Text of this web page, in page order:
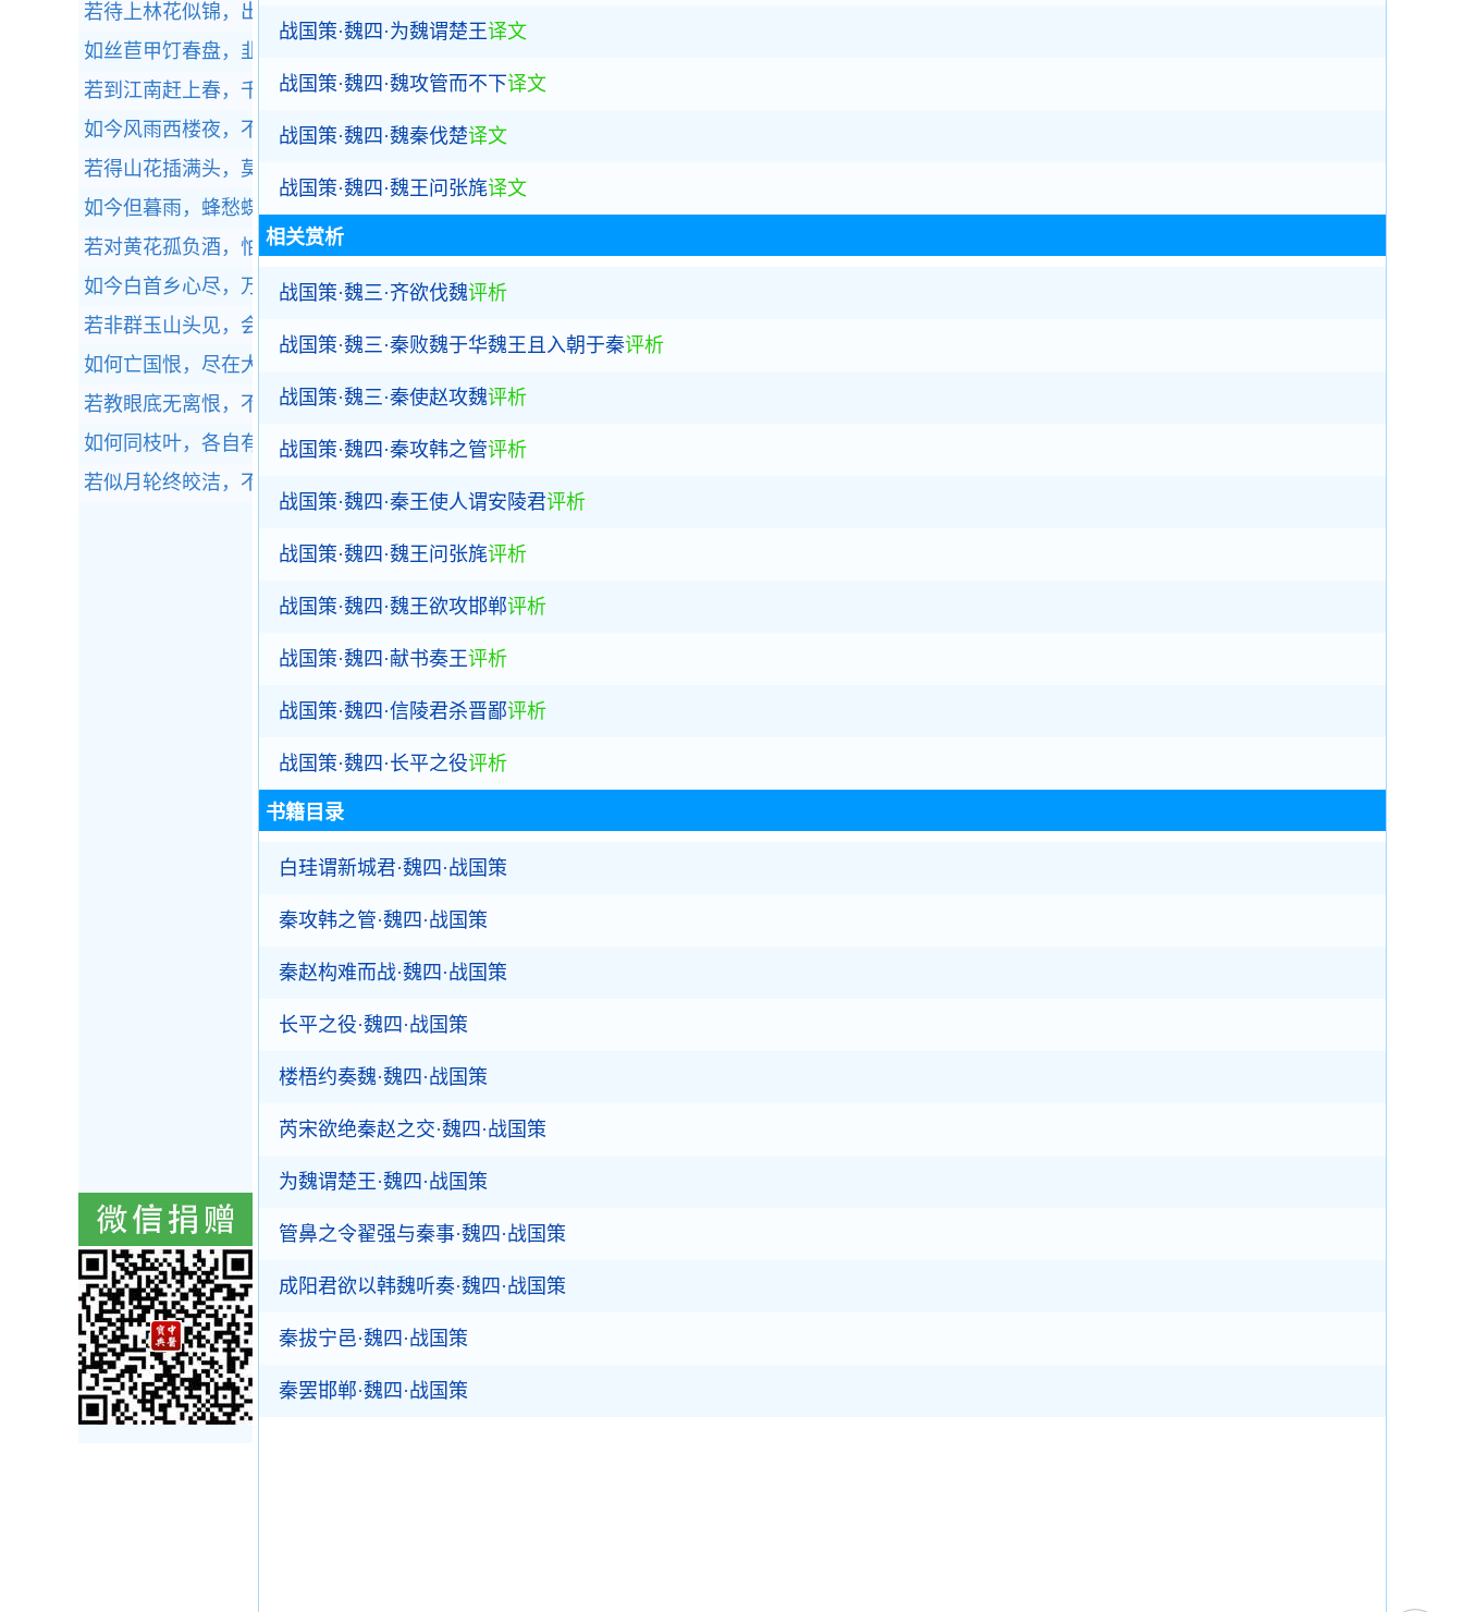
战国策·魏四·为魏谓楚王译文
战国策·魏四·魏攻管而不下译文
战国策·魏四·魏秦伐楚译文
战国策·魏四·魏王问张旄译文
相关赏析
战国策·魏三·齐欲伐魏评析
战国策·魏三·秦败魏于华魏王且入朝于秦评析
战国策·魏三·秦使赵攻魏评析
战国策·魏四·秦攻韩之管评析
战国策·魏四·秦王使人谓安陵君评析
战国策·魏四·魏王问张旄评析
战国策·魏四·魏王欲攻邯郸评析
战国策·魏四·献书奏王评析
战国策·魏四·信陵君杀晋鄙评析
战国策·魏四·长平之役评析
书籍目录
白珪谓新城君·魏四·战国策
秦攻韩之管·魏四·战国策
秦赵构难而战·魏四·战国策
长平之役·魏四·战国策
楼梧约奏魏·魏四·战国策
芮宋欲绝秦赵之交·魏四·战国策
为魏谓楚王·魏四·战国策
管鼻之令翟强与秦事·魏四·战国策
成阳君欲以韩魏听奏·魏四·战国策
秦拔宁邑·魏四·战国策
秦罢邯郸·魏四·战国策
若待上林花似锦，出门俱是看花人。
如丝苣甲饤春盘，韭叶金黄雪未干。
若到江南赶上春，千万和春住。全诗赏析
如今风雨西楼夜，不听清歌也泪垂。全诗赏析
若得山花插满头，莫问奴归处。
如今但暮雨，蜂愁蝶恨，小窗闲对芭蕉展。
若对黄花孤负酒，怕黄花、也笑人岑寂。
如今白首乡心尽，万里归程在梦中。全诗赏析
若非群玉山头见，会向瑶台月下逢。
如何亡国恨，尽在大江东！
若教眼底无离恨，不信人间有白头。全诗赏析
如何同枝叶，各自有枯荣。全诗赏析
若似月轮终皎洁，不辞冰雪为卿热。